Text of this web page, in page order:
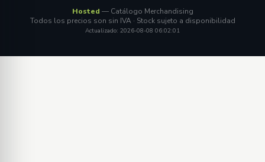
Hosted — Catálogo Merchandising
Todos los precios son sin IVA · Stock sujeto a disponibilidad
Actualizado: 2026-08-08 06:02:01